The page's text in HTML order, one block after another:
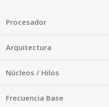
Procesador
Arquitectura
Núcleos / Hilos
Frecuencia Base